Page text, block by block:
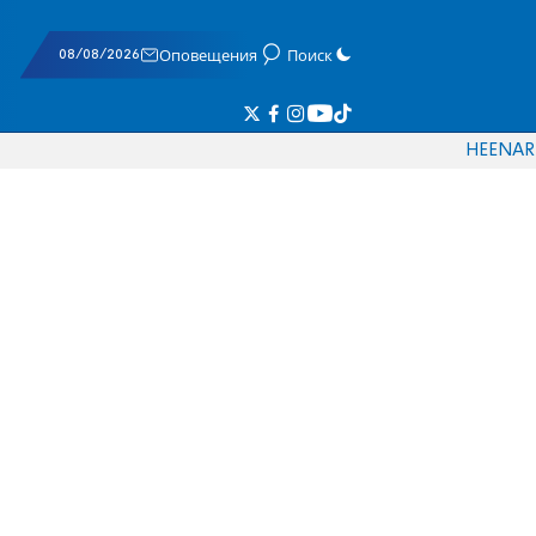
08/08/2026 Оповещения Поиск
HEENAR